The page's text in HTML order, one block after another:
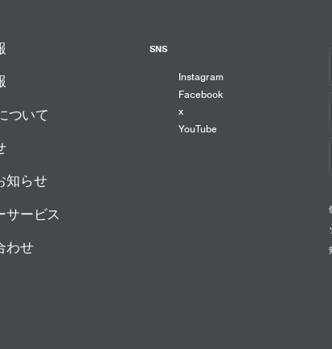
ついて
知らせ
サービス
わせ
SNS
Instagram
Facebook
x
YouTube